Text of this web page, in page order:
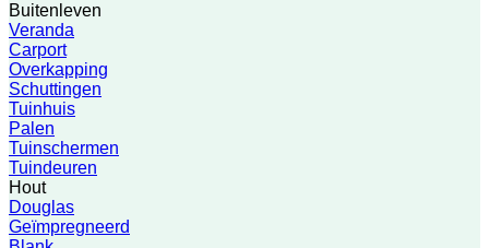
Buitenleven
Veranda
Carport
Overkapping
Schuttingen
Tuinhuis
Palen
Tuinschermen
Tuindeuren
Hout
Douglas
Geïmpregneerd